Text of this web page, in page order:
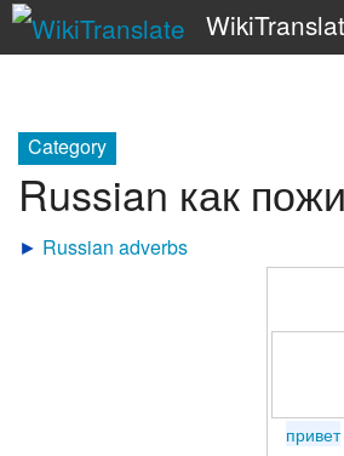
Category
Russian как
► Russian adverbs
привет